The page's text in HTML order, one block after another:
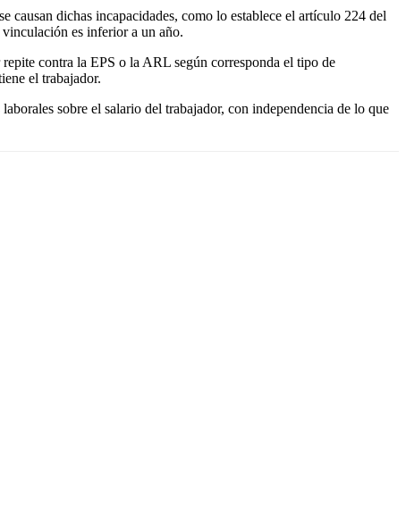
causan dichas incapacidades, como lo establece el artículo 224 del
es inferior a un año.
contra la EPS o la ARL según corresponda el tipo de
el trabajador.
sobre el salario del trabajador, con independencia de lo que